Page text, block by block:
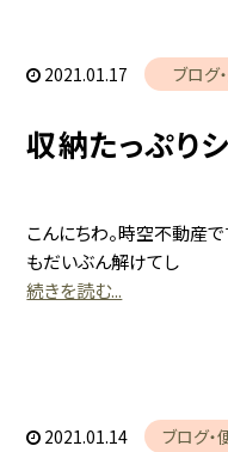
2021.01.17 ブログ
収納たっぷり
こんにちわ。時空不動産で
もだいぶん解けてし
続きを読む...
2021.01.14 ブログ